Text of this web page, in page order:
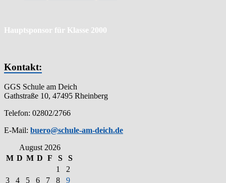
Hauptsponsor für Klasse 2000
Kontakt:
GGS Schule am Deich
Gathstraße 10, 47495 Rheinberg
Telefon: 02802/2766
E-Mail: buero@schule-am-deich.de
August 2026
M D M D F S
S
1
2
3
4 5 6 7 8 9